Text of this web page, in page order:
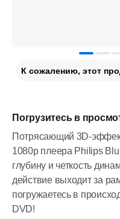
Погрузитесь в
Потрясающий 3D-
1080p плеера Philips
глубину и четкость
действие выходит за
погружаетесь в
DVD!
К сожалению, этот